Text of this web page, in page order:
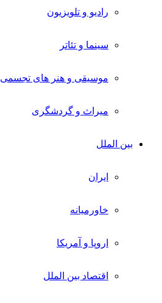
رادیو و تلویزیون
سینما و تئاتر
موسیقی و هنر های تجسمی
میراث و گردشگری
بین الملل
ایران
خاورمیانه
اروپا و آمریکا
اقتصاد بین الملل